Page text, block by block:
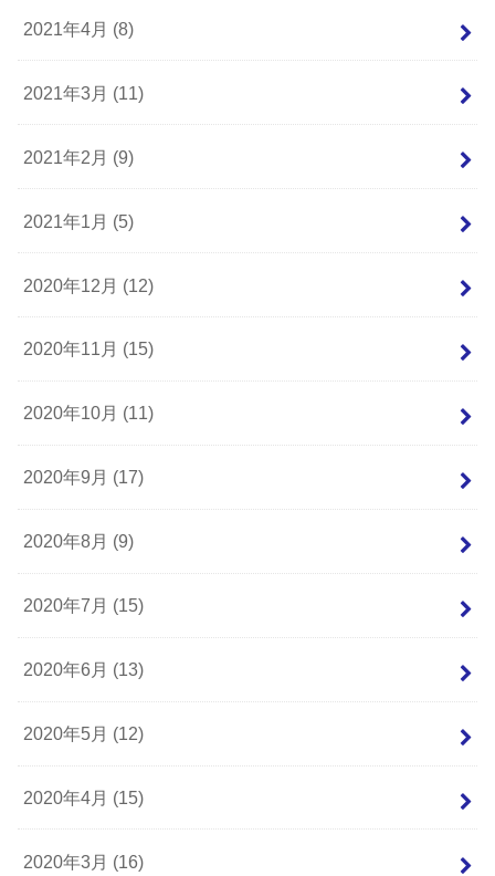
2021年4月 (8)
2021年3月 (11)
2021年2月 (9)
2021年1月 (5)
2020年12月 (12)
2020年11月 (15)
2020年10月 (11)
2020年9月 (17)
2020年8月 (9)
2020年7月 (15)
2020年6月 (13)
2020年5月 (12)
2020年4月 (15)
2020年3月 (16)